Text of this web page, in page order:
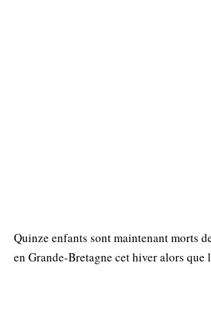
Quinze enfants sont maintenant morts
en Grande-Bretagne cet hiver alors que